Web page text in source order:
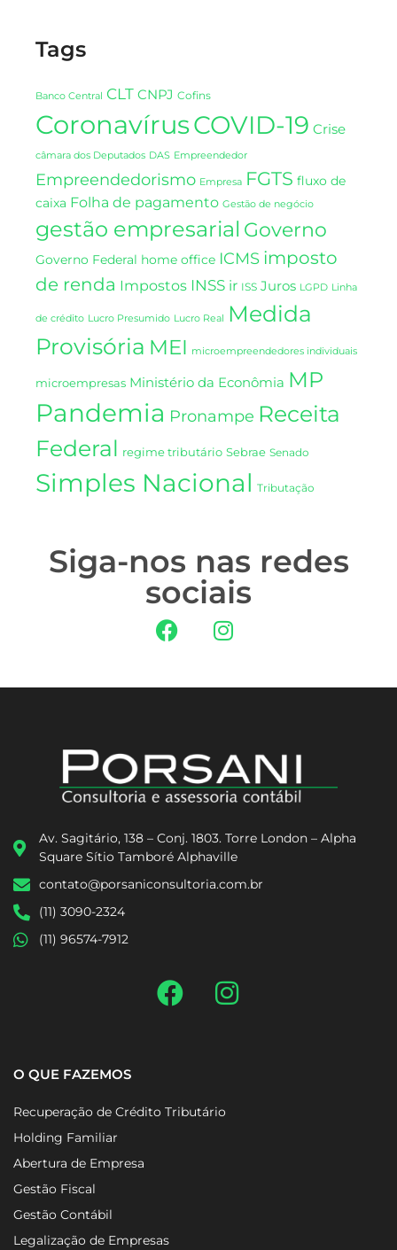
Tags
Banco Central CLT CNPJ Cofins
CoronavírusCOVID-19 Crise
câmara dos Deputados DAS Empreendedor
Empreendedorismo Empresa FGTS fluxo de
caixa Folha de pagamento Gestão de negócio
gestão empresarial Governo
Governo Federal home office ICMS imposto
de renda Impostos INSS ir ISS Juros LGPD Linha
de crédito Lucro Presumido Lucro Real
Medida
Provisória MEI microempreendedores individuais
microempresas Ministério da Econômia MP
Pandemia Pronampe Receita
Federal regime tributário Sebrae Senado
Simples Nacional Tributação
Siga-nos nas redes
sociais
Av. Sagitário, 138 – Conj. 1803. Torre London – Alpha
Square Sítio Tamboré Alphaville
contato@porsaniconsultoria.com.br
(11) 3090-2324
(11) 96574-7912
O QUE FAZEMOS
Recuperação de Crédito Tributário
Holding Familiar
Abertura de Empresa
Gestão Fiscal
Gestão Contábil
Legalização de Empresas